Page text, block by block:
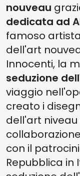
nouveau
dedicata ad
famoso
dell'art
Innocenti, la
seduzione
viaggio
creato i
dell'art
con il
Repubblica in